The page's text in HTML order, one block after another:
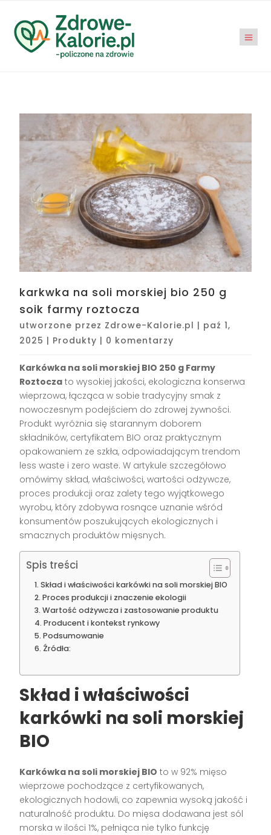
karkwka na soli morskiej bio 250 g
soik farmy roztocza
utworzone przez Zdrowe-Kalorie.pl | paź 1,
2025 | Produkty | 0 komentarzy
Karkówka na soli morskiej BIO 250 g Farmy
Roztocza to wysokiej jakości, ekologiczna konserwa
wieprzowa, łącząca w sobie tradycyjny smak z
nowoczesnym podejściem do zdrowej żywności.
Produkt wyróżnia się starannym doborem
składników, certyfikatem BIO oraz praktycznym
opakowaniem ze szkła, odpowiadającym trendom
less waste i zero waste. W artykule szczegółowo
omówimy skład, właściwości, wartości odżywcze,
proces produkcji oraz zalety tego wyjątkowego
wyrobu, który zdobywa rosnące uznanie wśród
konsumentów poszukujących ekologicznych i
smacznych produktów mięsnych.
Spis treści
Skład i właściwości karkówki na soli morskiej BIO
Proces produkcji i znaczenie ekologii
Wartość odżywcza i zastosowanie produktu
Producent i kontekst rynkowy
Podsumowanie
Źródła:
Skład i właściwości
karkówki na soli morskiej
BIO
Karkówka na soli morskiej BIO to w 92% mięso
wieprzowe pochodzące z certyfikowanych,
ekologicznych hodowli, co zapewnia wysoką jakość i
naturalność produktu. Do mięsa dodawana jest sól
morska w ilości 1%, pełniąca nie tylko funkcję